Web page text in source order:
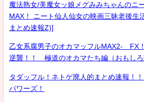
魔法熟女/美魔女ッ娘メグみみちゃんのニ
MAX！ ニート仙人仙女の映画三昧老後生
まとめ速報Z)]
乙女系腐男子のオカマッフルMAX2- FX
逆襲！！ 極道のオカマたち編（おもしろ
タダッフル！ネトゲ廃人的まとめ速報！
パワーズ！